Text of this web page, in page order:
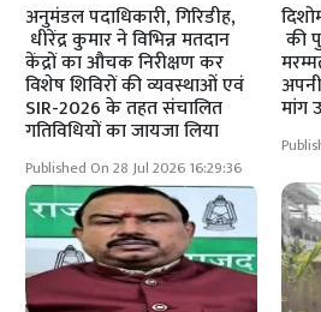
अनुमंडल पदाधिकारी, गिरिडीह,
धीरेंद्र कुमार ने विभिन्न मतदान
केंद्रों का औचक निरीक्षण कर
विशेष शिविरों की व्यवस्थाओं एवं
SIR-2026 के तहत संचालित
गतिविधियों का जायजा लिया
Published On 28 Jul 2026 16:29:36
की
मांग